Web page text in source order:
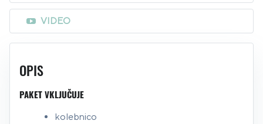
VIDEO
OPIS
PAKET VKLJUČUJE
kolebnico